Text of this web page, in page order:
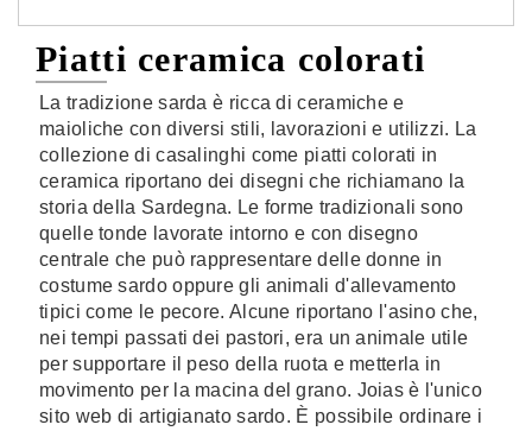
Piatti ceramica colorati
La tradizione sarda è ricca di ceramiche e
maioliche con diversi stili, lavorazioni e utilizzi. La
collezione di casalinghi come piatti colorati in
ceramica riportano dei disegni che richiamano la
storia della Sardegna. Le forme tradizionali sono
quelle tonde lavorate intorno e con disegno
centrale che può rappresentare delle donne in
costume sardo oppure gli animali d'allevamento
tipici come le pecore. Alcune riportano l'asino che,
nei tempi passati dei pastori, era un animale utile
per supportare il peso della ruota e metterla in
movimento per la macina del grano. Joias è l'unico
sito web di artigianato sardo. È possibile ordinare i